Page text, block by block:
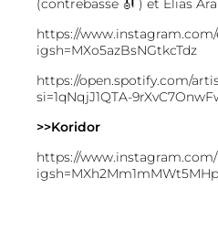
(contrebasse 🎻 ) et Elias
https://www.instagram.com/
igsh=MXo5azBsNGtkcTdz
https://open.spotify.com/
si=1qNqjJ1QTA-
>>Koridor
https://